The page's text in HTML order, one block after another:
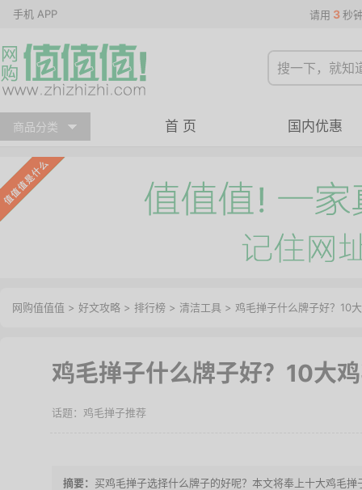
手机 APP 请用 3 秒
商品分类 首 页 国内优惠
网购值值值 > 好文攻略 > 排行榜 > 清洁工具 > 鸡毛掸子什么牌子好？10
鸡毛掸子什么牌子好？10大
鸡毛掸子推荐
买鸡毛掸子选择什么牌子的好呢？本文将奉上十大鸡毛